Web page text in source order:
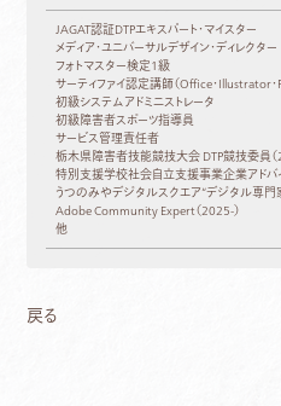
JAGAT認証DTPエキスパート・マイスター
メディア・ユニバーサルデザイン・ディレクター
フォトマスター検定1級
サーティファイ認定講師（Office・Illustrator
初級システムアドミニストレータ
初級障害者スポーツ指導員
サービス管理責任者
栃木県障害者技能競技大会 DTP競技委員
特別支援学校社会自立支援事業企業アドバ
うつのみやデジタルスクエア“デジタル専門
Adobe Community Expert（2025-）
他
戻る